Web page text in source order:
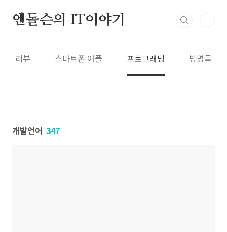
엔돌슨의 IT이야기
리뷰 스마트폰 어플 프로그래밍 방명록
개발언어 347